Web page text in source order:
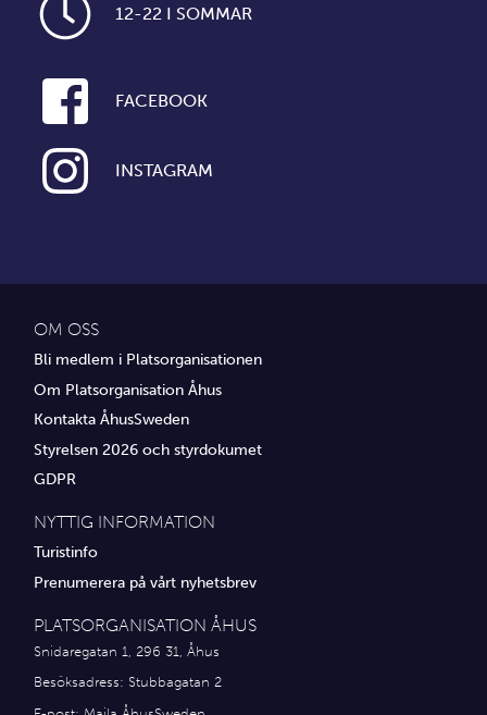
12-22 I SOMMAR
FACEBOOK
INSTAGRAM
OM OSS
Bli medlem i Platsorganisationen
Om Platsorganisation Åhus
Kontakta ÅhusSweden
Styrelsen 2026 och styrdokumet
GDPR
NYTTIG INFORMATION
Turistinfo
Prenumerera på vårt nyhetsbrev
PLATSORGANISATION ÅHUS
Snidaregatan 1, 296 31, Åhus
Besöksadress: Stubbagatan 2